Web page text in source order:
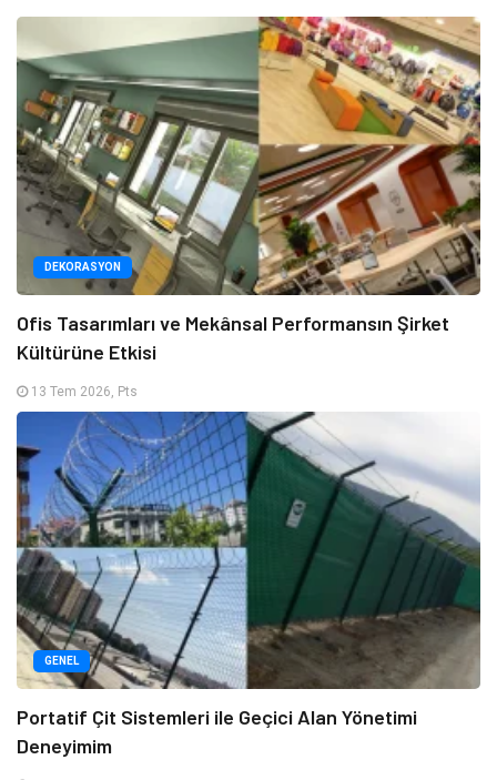
DEKORASYON
Ofis Tasarımları ve Mekânsal Performansın Şirket
Kültürüne Etkisi
13 Tem 2026, Pts
GENEL
Portatif Çit Sistemleri ile Geçici Alan Yönetimi
Deneyimim